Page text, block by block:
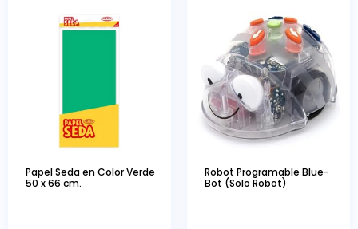
Papel Seda en Color Verde
50 x 66 cm.
Robot Programable Blue-
Bot (Solo Robot)